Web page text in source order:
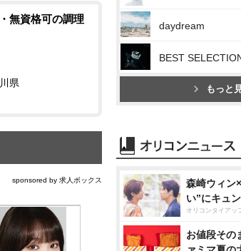
無資格可の調理
県
sponsored by 求人ボックス
daydream
BEST
もっと
森崎ウィン
い”にキュ
オリコンタイアッ
お値段その